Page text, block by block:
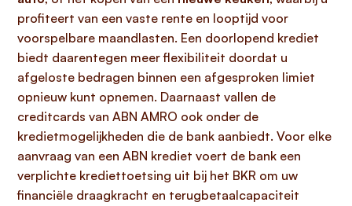
profiteert van een vaste rente en looptijd voor
voorspelbare maandlasten. Een doorlopend krediet
biedt daarentegen meer flexibiliteit doordat u
afgeloste bedragen binnen een afgesproken limiet
opnieuw kunt opnemen. Daarnaast vallen de
creditcards van ABN AMRO ook onder de
kredietmogelijkheden die de bank aanbiedt. Voor elke
aanvraag van een ABN krediet voert de bank een
verplichte krediettoetsing uit bij het BKR om uw
financiële draagkracht en terugbetaalcapaciteit